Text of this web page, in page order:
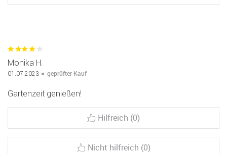
Monika H.
01.07.2023 geprüfter Kauf
Gartenzeit genießen!
Hilfreich (0)
Nicht hilfreich (0)